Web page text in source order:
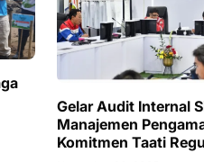
Gelar Audit Internal
Manajemen
Komitmen Taati